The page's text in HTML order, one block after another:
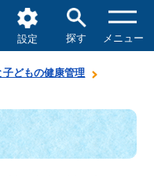
設定 探す メニュー
子どもの健康管理